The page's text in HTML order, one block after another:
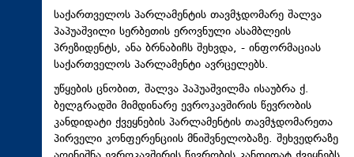
სამართალი
თავდაცვა
რეგიონი
კულტურა
სპორტი
ტექნოლოგიები
საქართველოს პარლამენტის თავმჯდომარე შალვა
პაპუაშვილი სერბეთის ეროვნული ასამბლეის
პრეზიდენტს, ანა ბრნაბიჩს შეხვდა, - ინფორმაციას
საქართველოს პარლამენტი ავრცელებს.
უწყების ცნობით, შალვა პაპუაშვილმა ისაუბრა ქ.
ბელგრადში მიმდინარე ევროკავშირის წევრობის
კანდიდატი ქვეყნების პარლამენტის თავმჯდომარეთა
პირველი კონფერენციის მნიშვნელობაზე. შეხვედრაზე